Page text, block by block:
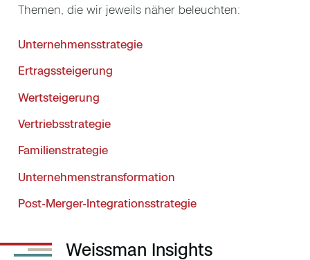
Themen, die wir jeweils näher beleuchten:
Unternehmensstrategie
Ertragssteigerung
Wertsteigerung
Vertriebsstrategie
Familienstrategie
Unternehmenstransformation
Post-Merger-Integrationsstrategie
Weissman Insights